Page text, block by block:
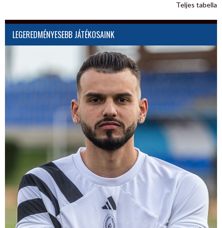
Teljes tabella
LEGEREDMÉNYESEBB JÁTÉKOSAINK